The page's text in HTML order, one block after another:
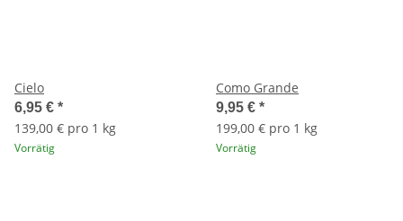
Cielo
6,95 € *
139,00 € pro 1 kg
Vorrätig
Como Grande
9,95 € *
199,00 € pro 1 kg
Vorrätig